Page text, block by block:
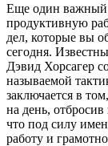
Еще один важный
продуктивную
дел, которые вы
сегодня.
Дэвид Хорсагер
называемой
заключается в
на день,
что под силу
работу и